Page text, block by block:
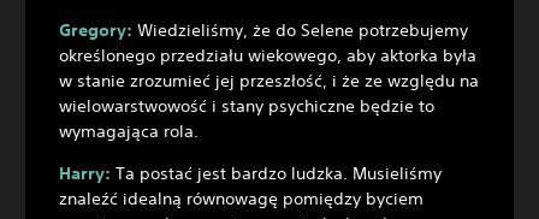
Gregory: Wiedzieliśmy, że do Selene potrzebujemy
określonego przedziału wiekowego, aby aktorka była
w stanie zrozumieć jej przeszłość, i że ze względu na
wielowarstwowość i stany psychiczne będzie to
wymagająca rola.
Harry: Ta postać jest bardzo ludzka. Musieliśmy
znaleźć idealną równowagę pomiędzy byciem